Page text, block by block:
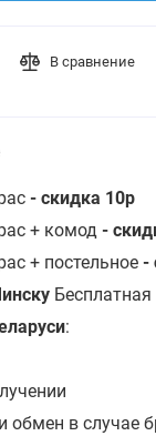
В сравнение
- скидка 10р
+ комод -
+ постельное -
Бесплатная
:
обмен в случае